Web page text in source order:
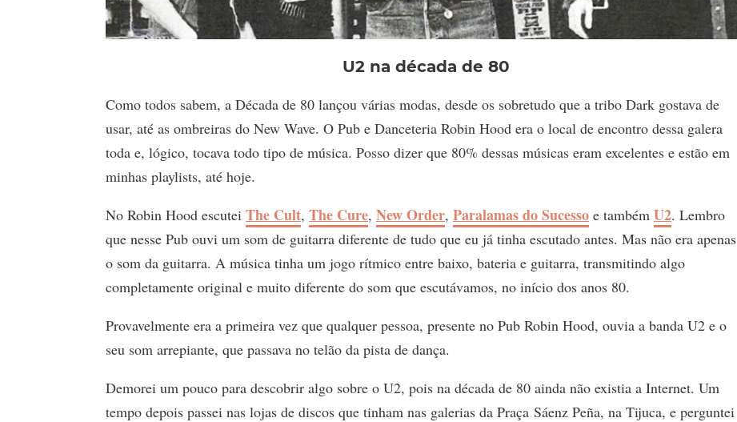
U2 na década de 80
Como todos sabem, a Década de 80 lançou várias modas, desde os sobretudo que a tribo Dark gostava de
usar, até as ombreiras do New Wave. O Pub e Danceteria Robin Hood era o local de encontro dessa galera
toda e, lógico, tocava todo tipo de música. Posso dizer que 80% dessas músicas eram excelentes e estão em
minhas playlists, até hoje.
No Robin Hood escutei The Cult, The Cure, New Order, Paralamas do Sucesso e também U2. Lembro
que nesse Pub ouvi um som de guitarra diferente de tudo que eu já tinha escutado antes. Mas não era apenas
o som da guitarra. A música tinha um jogo rítmico entre baixo, bateria e guitarra, transmitindo algo
completamente original e muito diferente do som que escutávamos, no início dos anos 80.
Provavelmente era a primeira vez que qualquer pessoa, presente no Pub Robin Hood, ouvia a banda U2 e o
seu som arrepiante, que passava no telão da pista de dança.
Demorei um pouco para descobrir algo sobre o U2, pois na década de 80 ainda não existia a Internet. Um
tempo depois passei nas lojas de discos que tinham nas galerias da Praça Sáenz Peña, na Tijuca, e perguntei